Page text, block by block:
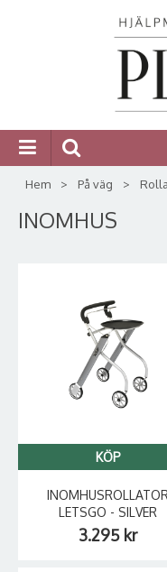
Hem > På väg >
INOMHUS
KÖP
INOMHUSROLLATOR
LETSGO - SILVER
3.295 kr